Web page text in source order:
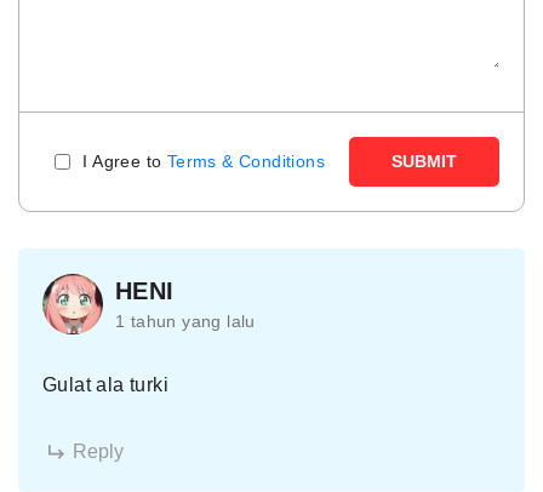
I Agree to Terms & Conditions SUBMIT
HENI
1 tahun yang lalu
Gulat ala turki
Reply